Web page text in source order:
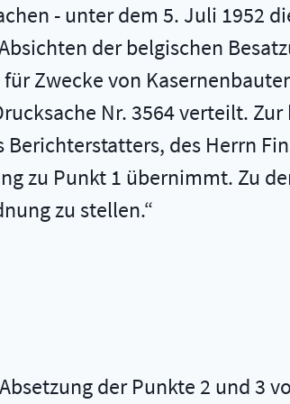
- unter dem 5. Juli 1952
der belgischen
Zwecke von
Nr. 3564 verteilt.
des Herrn
zu Punkt 1 übernimmt. Zu
zu stellen.
der Punkte 2 und 3